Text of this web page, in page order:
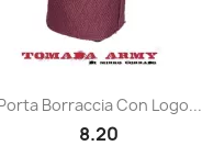
Quick view
Borraccia Con Logo...
8.20